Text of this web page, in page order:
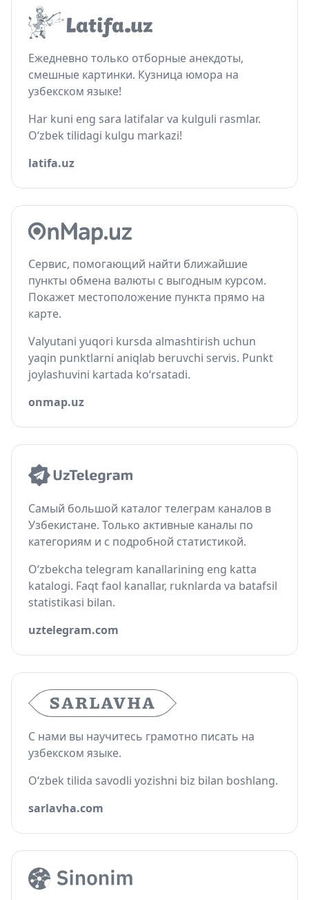
Ежедневно только отборные анекдоты,
смешные картинки. Кузница юмора на
узбекском языке!
Har kuni eng sara latifalar va kulguli rasmlar.
O‘zbek tilidagi kulgu markazi!
latifa.uz
Сервис, помогающий найти ближайшие
пункты обмена валюты с выгодным курсом.
Покажет местоположение пункта прямо на
карте.
Valyutani yuqori kursda almashtirish uchun
yaqin punktlarni aniqlab beruvchi servis. Punkt
joylashuvini kartada ko‘rsatadi.
onmap.uz
Самый большой каталог телеграм каналов в
Узбекистане. Только активные каналы по
категориям и с подробной статистикой.
O‘zbekcha telegram kanallarining eng katta
katalogi. Faqt faol kanallar, ruknlarda va batafsil
statistikasi bilan.
uztelegram.com
С нами вы научитесь грамотно писать на
узбекском языке.
O‘zbek tilida savodli yozishni biz bilan boshlang.
sarlavha.com